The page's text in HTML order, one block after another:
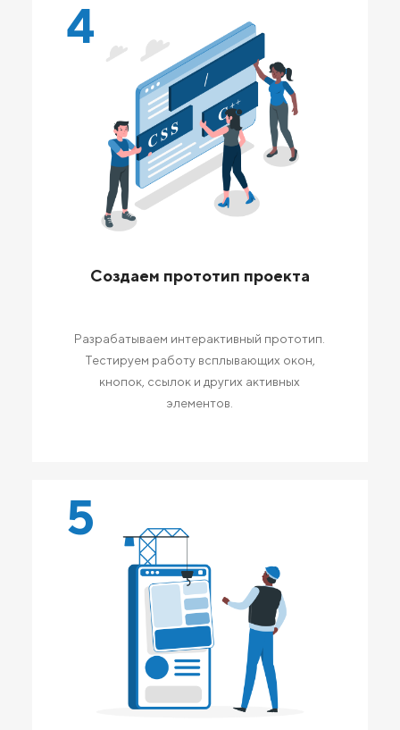
4
Создаем прототип проекта
Разрабатываем интерактивный прототип.
Тестируем работу всплывающих окон,
кнопок, ссылок и других активных
элементов.
5